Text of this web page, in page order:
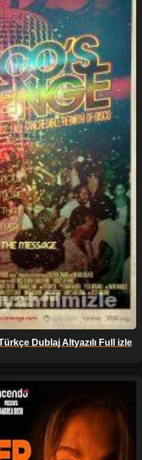
Dublaj Altyazılı Full izle